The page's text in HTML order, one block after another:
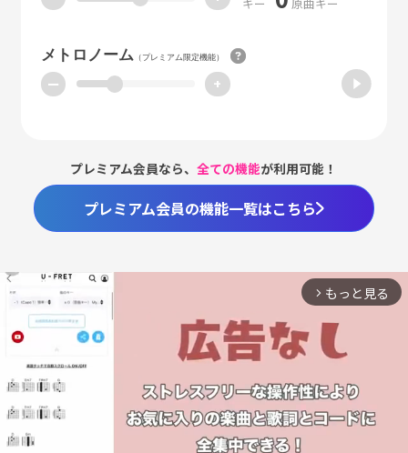
メトロノーム（プレミアム限定機能）
ー +
プレミアム会員なら、全ての機能が利用可能！
プレミアム会員の機能一覧はこちら
arrow_forward_ios もっと見る